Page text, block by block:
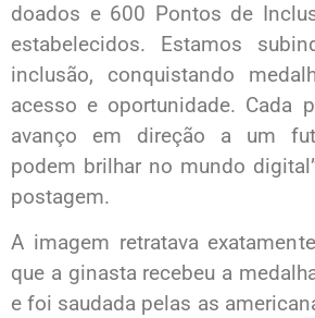
doados e 600 Pontos de
estabelecidos. Estamos
inclusão, conquistando
acesso e oportunidade. Cada
avanço em direção a um
podem brilhar no mundo
postagem.
A imagem retratava
que a ginasta recebeu a
e foi saudada pelas as